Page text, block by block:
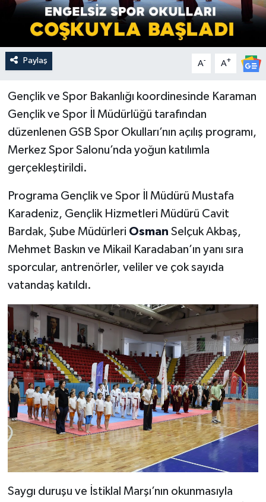
Paylaş A- A+
Gençlik ve Spor Bakanlığı koordinesinde Karaman
Gençlik ve Spor İl Müdürlüğü tarafından
düzenlenen GSB Spor Okulları’nın açılış programı,
Merkez Spor Salonu’nda yoğun katılımla
gerçekleştirildi.
Programa Gençlik ve Spor İl Müdürü Mustafa
Karadeniz, Gençlik Hizmetleri Müdürü Cavit
Bardak, Şube Müdürleri Osman Selçuk Akbaş,
Mehmet Baskın ve Mikail Karadaban’ın yanı sıra
sporcular, antrenörler, veliler ve çok sayıda
vatandaş katıldı.
Saygı duruşu ve İstiklal Marşı’nın okunmasıyla